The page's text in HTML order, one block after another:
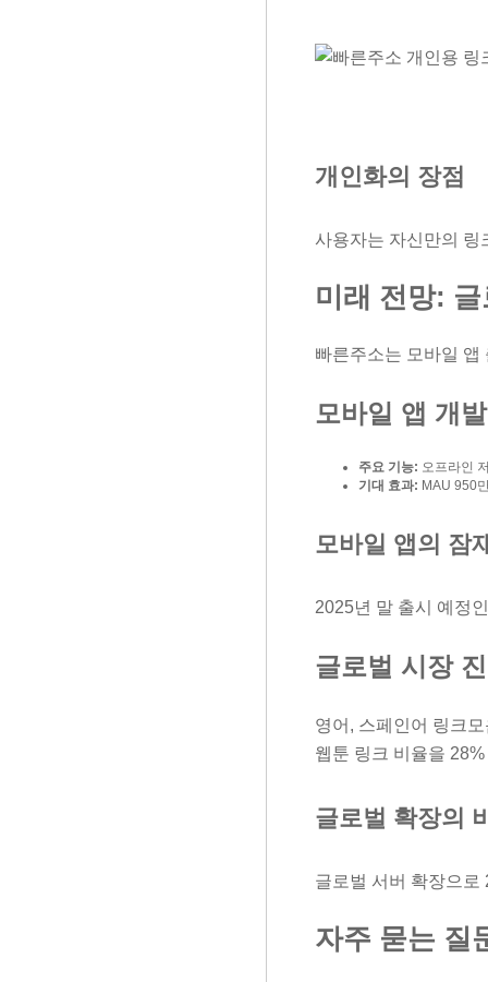
개인화의 장점
사용자는 자신만의 링
미래 전망:
빠른주소는 모바일 앱
모바일 앱 개발
주요 기능: 오프라인
기대 효과: MAU 950
모바일 앱의 잠
2025년 말 출시 예정
글로벌 시장
영어, 스페인어 링크
웹툰 링크 비율을
글로벌 확장의
글로벌 서버 확장으로
자주 묻는 질